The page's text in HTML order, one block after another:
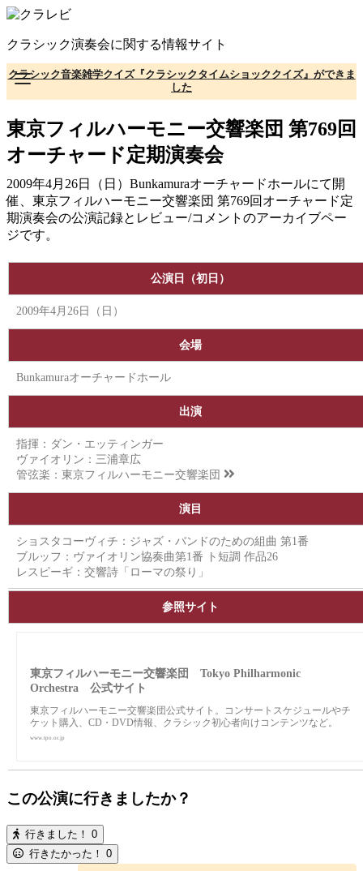
コ
テ
ン
ツ
へ
移
動
クラシック演奏会に関する情報サイト
クラシック音楽雑学クイズ『クラシックタイムショッククイズ』ができま
した
東京フィルハーモニー交響楽団 第769回
オーチャード定期演奏会
2009年4月26日（日）Bunkamuraオーチャードホールにて開
催、東京フィルハーモニー交響楽団 第769回オーチャード定
期演奏会の公演記録とレビュー/コメントのアーカイブペー
ジです。
公演日（初日）
2009年4月26日（日）
会場
Bunkamuraオーチャードホール
出演
指揮：ダン・エッティンガー
ヴァイオリン：三浦章広
管弦楽： 東京フィルハーモニー交響楽団
演目
ショスタコーヴィチ：ジャズ・バンドのための組曲 第1番
ブルッフ：ヴァイオリン協奏曲第1番 ト短調 作品26
レスピーギ：交響詩「ローマの祭り」
参照サイト
東京フィルハーモニー交響楽団 Tokyo Philharmonic
Orchestra 公式サイト
東京フィルハーモニー交響楽団公式サイト。コンサートスケジュールやチ
ケット購入、CD・DVD情報、クラシック初心者向けコンテンツなど。
www.tpo.or.jp
この公演に行きましたか？
行きました！ 0
行きたかった！ 0